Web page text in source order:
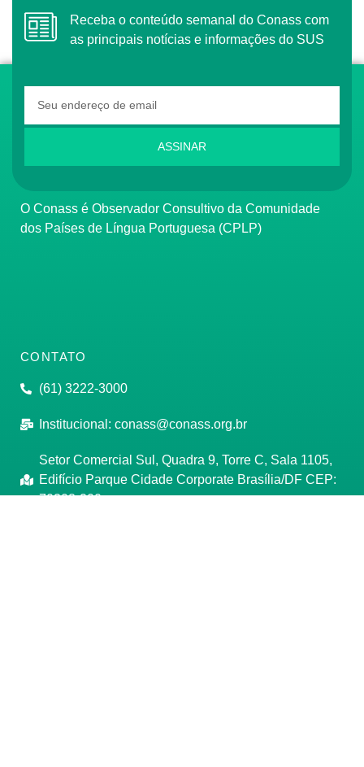
Receba o conteúdo semanal do Conass com
as principais notícias e informações do SUS
ASSINAR
O Conass é Observador Consultivo da Comunidade
dos Países de Língua Portuguesa (CPLP)
CONTATO
(61) 3222-3000
Institucional: conass@conass.org.br
Setor Comercial Sul, Quadra 9, Torre C, Sala 1105,
Edifício Parque Cidade Corporate Brasília/DF CEP:
70308-200